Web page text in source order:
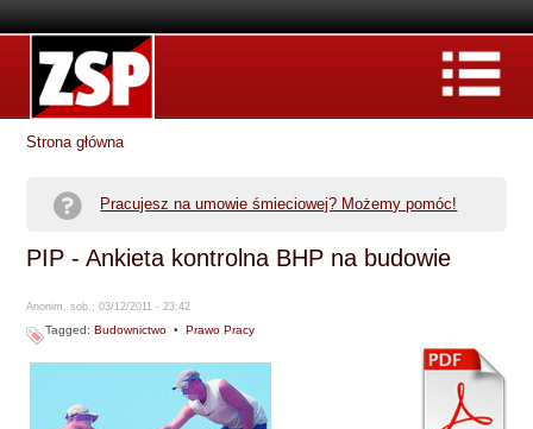
Strona główna
Pracujesz na umowie śmieciowej? Możemy pomóc!
PIP - Ankieta kontrolna BHP na budowie
Anonim, sob., 03/12/2011 - 23:42
Tagged:Budownictwo •Prawo Pracy